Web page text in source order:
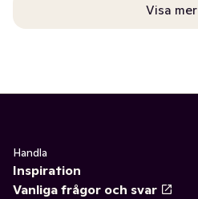
Visa mer
Handla
Inspiration
Vanliga frågor och svar